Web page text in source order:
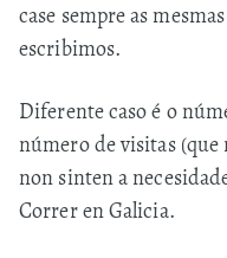
case sempre as
escribimos.
Diferente caso é o
número de visitas (que
non sinten a
Correr en Galicia.